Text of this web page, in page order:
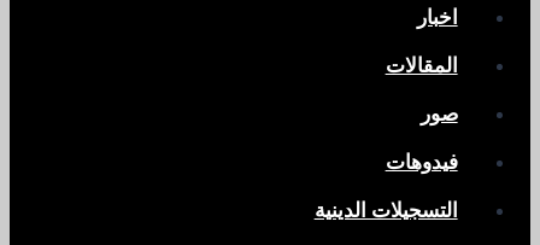
اخبار
المقالات
صور
فيدوهات
التسجيلات الدينية